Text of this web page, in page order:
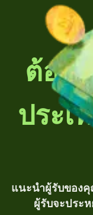
ต้อง
ประเ
แนะนำผู้รับของ
ผู้รับจะประห